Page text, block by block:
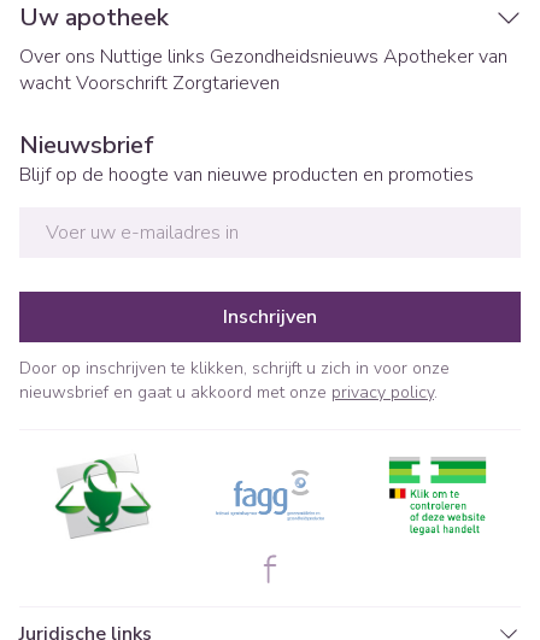
Uw apotheek
Over ons Nuttige links Gezondheidsnieuws Apotheker van
wachtVoorschrift Zorgtarieven
Nieuwsbrief
Blijf op de hoogte van nieuwe producten en promoties
Inschrijven
Door op inschrijven te klikken, schrijft u zich in voor onze
nieuwsbrief en gaat u akkoord met onze privacy policy.
Juridische links